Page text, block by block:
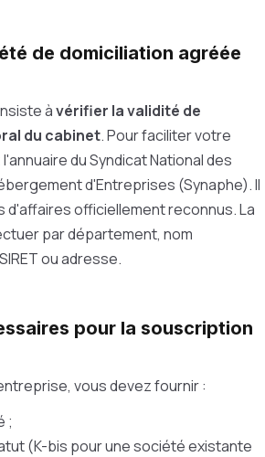
de domiciliation agréée
àvérifier la validité de
du cabinet. Pour faciliter votre
du Syndicat National des
d'Entreprises (Synaphe). Il
officiellement reconnus. La
par département, nom
ou adresse.
pour la souscription
vous devez fournir :
;
(K-bis pour une société existante